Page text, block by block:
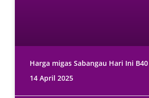
Harga migas Sabangau Hari Ini B40
14 April 2025